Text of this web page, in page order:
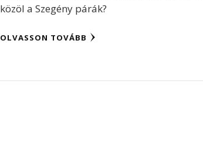
közöl a Szegény párák?
OLVASSON TOVÁBB